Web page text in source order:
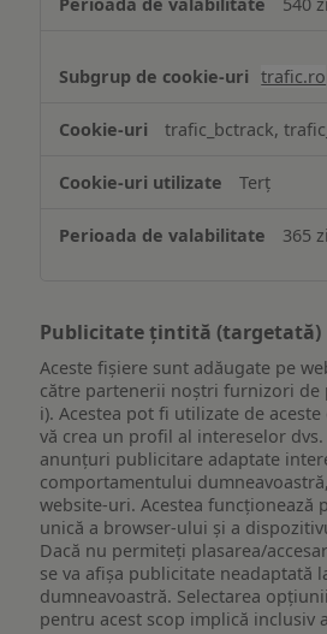
trafic.ro
trafic_bctrack,
Terț
365
Publicitate țintită (targetată)
Aceste fișiere sunt adăugate pe
către partenerii noștri furnizori de
i). Acestea pot fi utilizate de
vă crea un profil al intereselor
anunțuri publicitare adaptate
comportamentului
website-uri. Acestea funcționează
unică a browser-ului și a
Dacă nu permiteți plasarea/
se va afișa publicitate neadaptată
dumneavoastră. Selectarea
pentru acest scop implică inclusiv